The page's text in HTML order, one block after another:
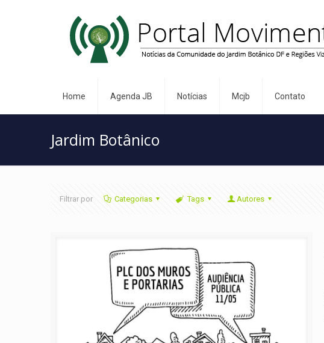
Home Agenda JB Notícias Mcjb Contato
Jardim Botânico
Filtrar por Categorias Tags Autores